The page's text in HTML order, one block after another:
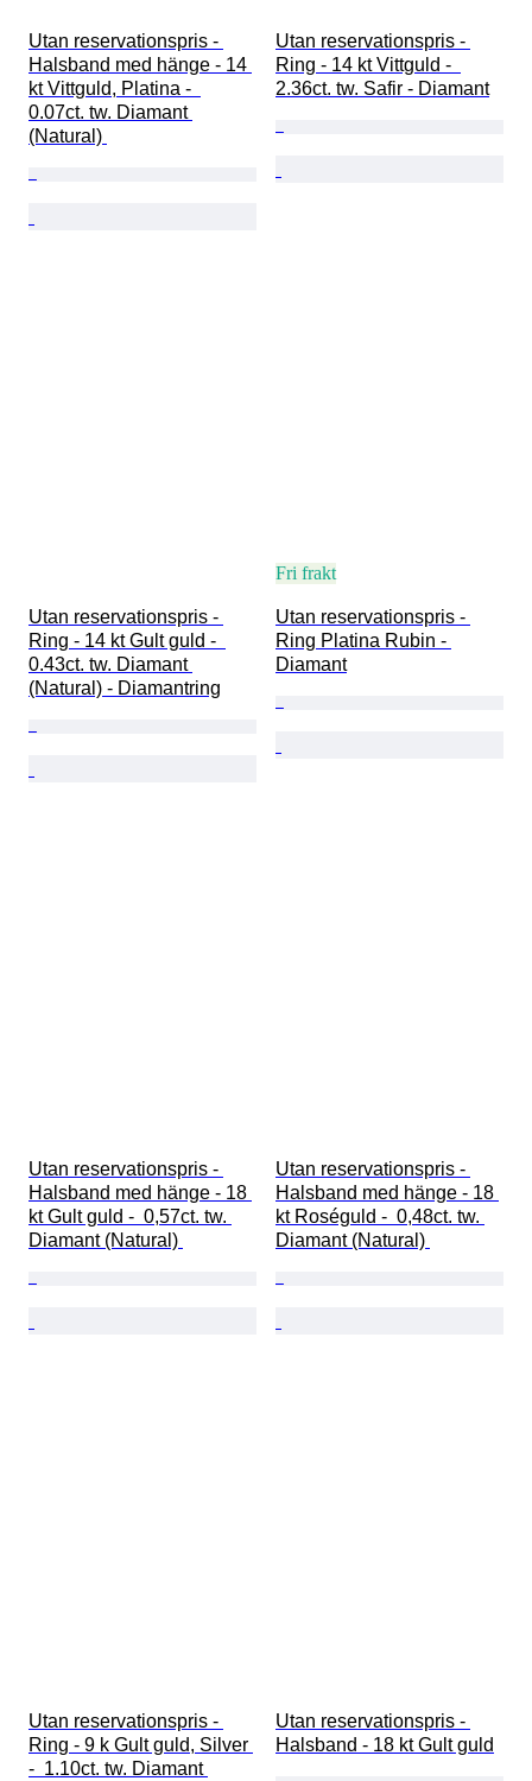
Utan reservationspris -
Halsband med hänge - 14
kt Vittguld, Platina -
0.07ct. tw. Diamant
(Natural)
Utan reservationspris -
Ring - 14 kt Vittguld -
2.36ct. tw. Safir - Diamant
Utan reservationspris -
Ring - 14 kt Gult guld -
0.43ct. tw. Diamant
(Natural) - Diamantring
Fri frakt
Utan reservationspris -
Ring Platina Rubin -
Diamant
Utan reservationspris -
Halsband med hänge - 18
kt Gult guld -  0,57ct. tw.
Diamant (Natural)
Utan reservationspris -
Halsband med hänge - 18
kt Roséguld -  0,48ct. tw.
Diamant (Natural)
Utan reservationspris -
Ring - 9 k Gult guld, Silver
-  1.10ct. tw. Diamant
Utan reservationspris -
Halsband - 18 kt Gult guld